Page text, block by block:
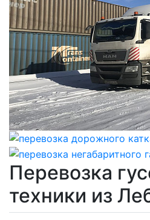
Перевозка
техники из